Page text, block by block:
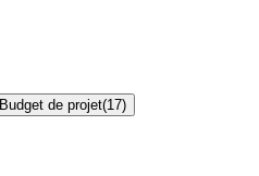
Budget de projet(17)